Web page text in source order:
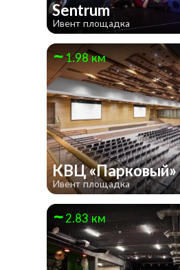
Sentrum
Ивент площадка
1.98 км
КВЦ «Парковый»
Ивент площадка
2.83 км